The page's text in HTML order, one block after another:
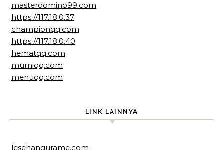
masterdomino99.com
https://117.18.0.37
championqq.com
https://117.18.0.40
hematqq.com
murniqq.com
menuqq.com
LINK LAINNYA
lesehangurame.com